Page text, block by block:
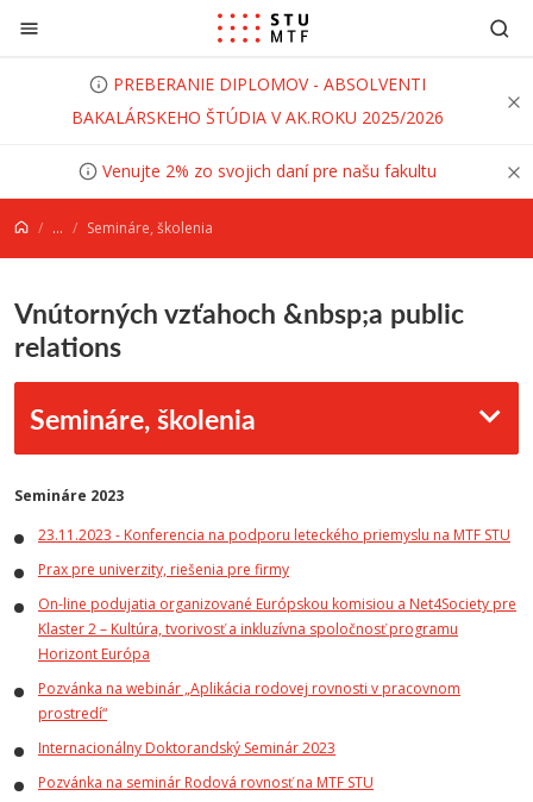
Prejsť na obsah
PREBERANIE DIPLOMOV - ABSOLVENTI
BAKALÁRSKEHO ŠTÚDIA V AK.ROKU 2025/2026
Venujte 2% zo svojich daní pre našu fakultu
... Semináre, školenia
Vnútorných vzťahoch &nbsp;a public
relations
Semináre, školenia
Semináre 2023
23.11.2023 - Konferencia na podporu leteckého priemyslu na MTF STU
Prax pre univerzity, riešenia pre firmy
On-line podujatia organizované Európskou komisiou a Net4Society pre
Klaster 2 – Kultúra, tvorivosť a inkluzívna spoločnosť programu
Horizont Európa
Pozvánka na webinár „Aplikácia rodovej rovnosti v pracovnom
prostredí“
Internacionálny Doktorandský Seminár 2023
Pozvánka na seminár Rodová rovnosť na MTF STU